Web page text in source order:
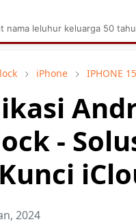
Aplikasi Pabrik
iPhone IPHONE 15
-
2024
nama leluhur keluarga 50